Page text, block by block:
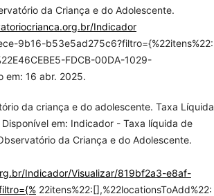
da Criança e do Adolescente.
Indicador
9b16-b53e5ad275c6?filtro={%22itens%22:
FDCB-00DA-1029-
em: 16 abr. 2025.
da criança e do adolescente. Taxa Líquida
em: Indicador - Taxa líquida de
da Criança e do Adolescente.
Indicador/Visualizar/819bf2a3-e8af-
22itens%22:[],%22locationsToAdd%22: